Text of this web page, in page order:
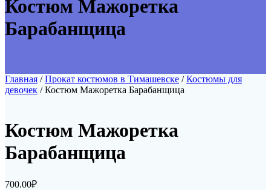
Костюм Мажоретка
Барабанщица
Главная /Прокат костюмов в Тимашевске /Костюмы для
девочек / Костюм Мажоретка Барабанщица
Костюм Мажоретка
Барабанщица
700.00₽